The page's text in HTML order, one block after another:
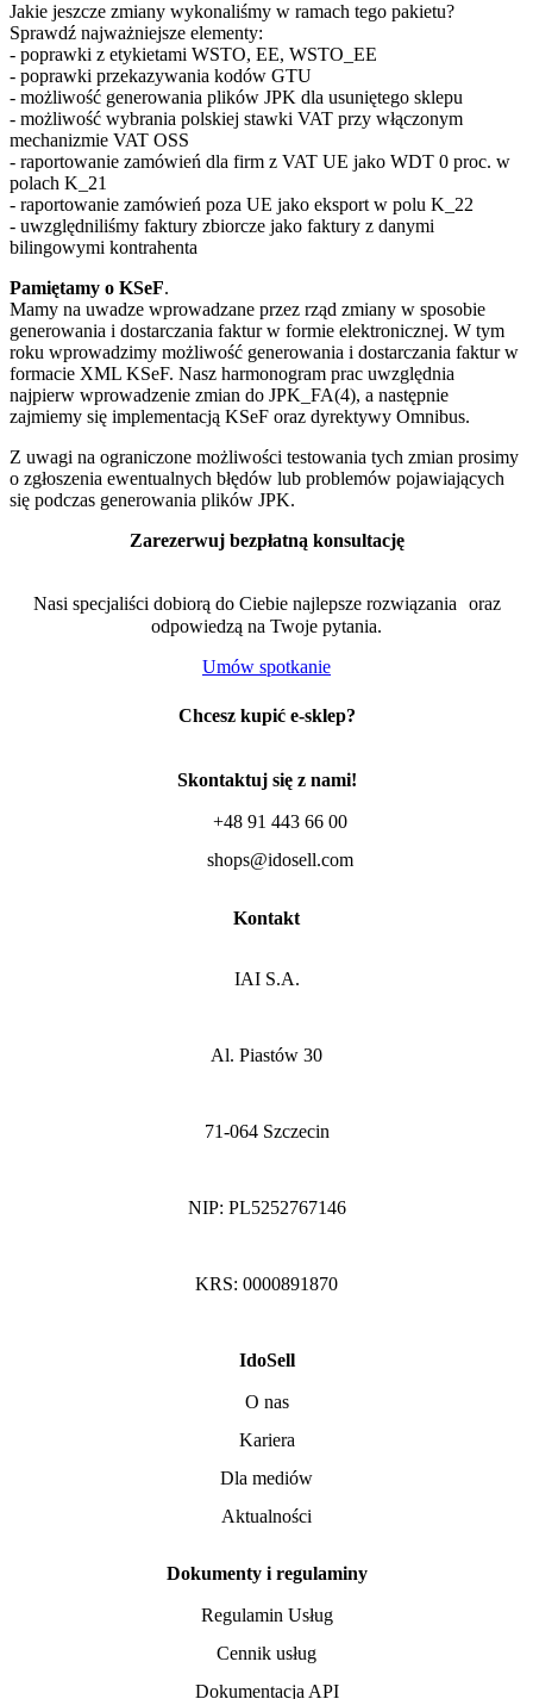
Jakie jeszcze zmiany wykonaliśmy w ramach tego pakietu?
Sprawdź najważniejsze elementy:
- poprawki z etykietami WSTO, EE, WSTO_EE
- poprawki przekazywania kodów GTU
- możliwość generowania plików JPK dla usuniętego sklepu
- możliwość wybrania polskiej stawki VAT przy włączonym
mechanizmie VAT OSS
- raportowanie zamówień dla firm z VAT UE jako WDT 0 proc. w
polach K_21
- raportowanie zamówień poza UE jako eksport w polu K_22
- uwzględniliśmy faktury zbiorcze jako faktury z danymi
bilingowymi kontrahenta
Pamiętamy o KSeF.
Mamy na uwadze wprowadzane przez rząd zmiany w sposobie
generowania i dostarczania faktur w formie elektronicznej. W tym
roku wprowadzimy możliwość generowania i dostarczania faktur w
formacie XML KSeF. Nasz harmonogram prac uwzględnia
najpierw wprowadzenie zmian do JPK_FA(4), a następnie
zajmiemy się implementacją KSeF oraz dyrektywy Omnibus.
Z uwagi na ograniczone możliwości testowania tych zmian prosimy
o zgłoszenia ewentualnych błędów lub problemów pojawiających
się podczas generowania plików JPK.
Zarezerwuj bezpłatną konsultację
Nasi specjaliści dobiorą do Ciebie najlepsze rozwiązania oraz
odpowiedzą na Twoje pytania.
Umów spotkanie
Chcesz kupić e-sklep?
Skontaktuj się z nami!
+48 91 443 66 00
shops@idosell.com
Kontakt
IAI S.A.
Al. Piastów 30
71-064 Szczecin
NIP: PL5252767146
KRS: 0000891870
IdoSell
O nas
Kariera
Dla mediów
Aktualności
Dokumenty i regulaminy
Regulamin Usług
Cennik usług
Dokumentacja API